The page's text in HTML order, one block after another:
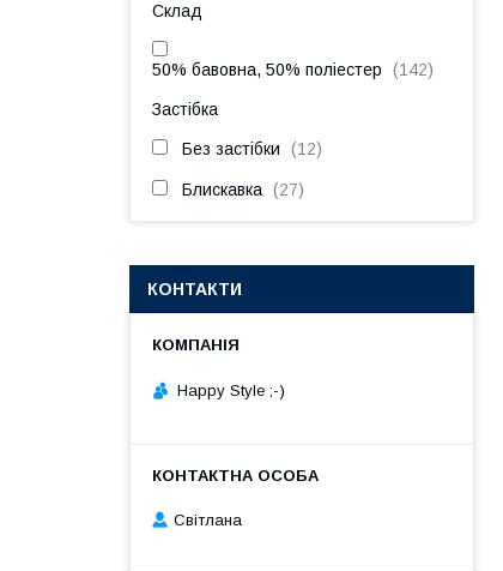
Склад
50% бавовна, 50% поліестер 142
Застібка
Без застібки 12
Блискавка 27
КОНТАКТИ
Happy Style ;-)
Cвітлана